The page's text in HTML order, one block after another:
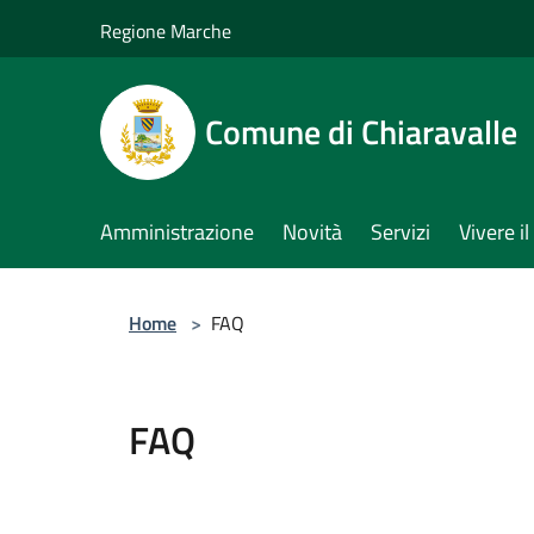
Regione Marche
Comune di Chiaravalle
Amministrazione Novità Servizi Vivere
Home > FAQ
FAQ